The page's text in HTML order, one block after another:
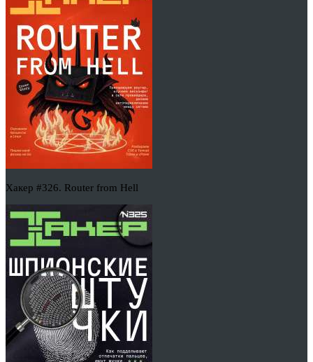
Хакер #326. Router from Hell